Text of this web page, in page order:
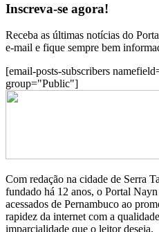
Inscreva-se agora!
Receba as últimas notícias do
e-mail e fique sempre bem
[email-posts-subscribers
group="Public"]
Com redação na cidade de Serra
fundado há 12 anos, o Portal
acessados de Pernambuco ao
rapidez da internet com a
imparcialidade que o leitor deseja.